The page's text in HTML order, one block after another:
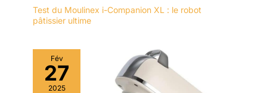
Test du Moulinex i-Companion XL : le robot
pâtissier ultime
Fév
27
2025